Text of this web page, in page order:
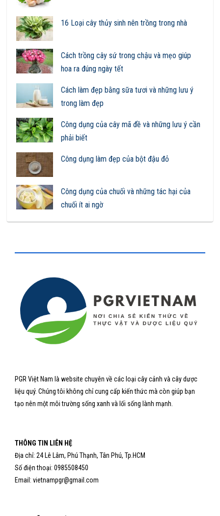
16 Loại cây thủy sinh nên trồng trong nhà
Cách trồng cây sứ trong chậu và mẹo giúp
hoa ra đúng ngày tết
Cách làm đẹp bằng sữa tươi và những lưu ý
trong làm đẹp
Công dụng của cây mã đề và những lưu ý cần
phải biết
Công dụng làm đẹp của bột đậu đỏ
Công dụng của chuối và những tác hại của
chuối ít ai ngờ
PGR Việt Nam là website chuyên về các loại cây cảnh và cây dược
liệu quý. Chúng tôi không chỉ cung cấp kiến thức mà còn giúp bạn
tạo nên một môi trường sống xanh và lối sống lành mạnh.
THÔNG TIN LIÊN HỆ
Địa chỉ: 24 Lê Lâm, Phú Thạnh, Tân Phú, Tp.HCM
Số điện thoại: 0985508450
Email: vietnampgr@gmail.com